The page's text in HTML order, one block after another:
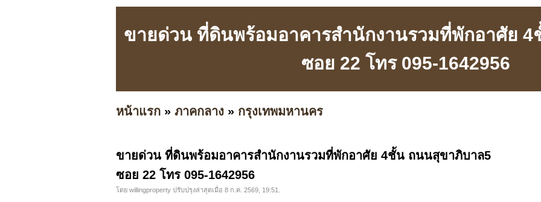
ขายด่วน ที่ดินพร้อมอาคารสำนักงานรวมที่พักอาศัย
ซอย 22 โทร 095-1642956
หน้าแรก » ภาคกลาง » กรุงเทพมหานคร
ขายด่วน ที่ดินพร้อมอาคารสำนักงานรวมที่พักอาศัย 4ชั้น ถนนสุขาภิบาล5
ซอย 22 โทร 095-1642956
โดย willingproperty ปรับปรุงล่าสุดเมื่อ 8 ก.ค. 2569, 19:51.